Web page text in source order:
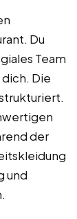
Du
Team
Die
der
und